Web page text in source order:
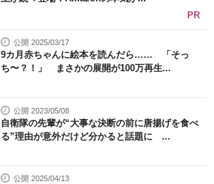
PR
公開 2025/03/17
9カ月赤ちゃんに絵本を読んだら…… 「そっ
ち〜？！」 まさかの展開が100万再生...
公開 2023/05/08
自衛隊の先輩が“大事な決断の前に唐揚げを食べ
る”理由が意外だけど分かると話題に ...
公開 2025/04/13